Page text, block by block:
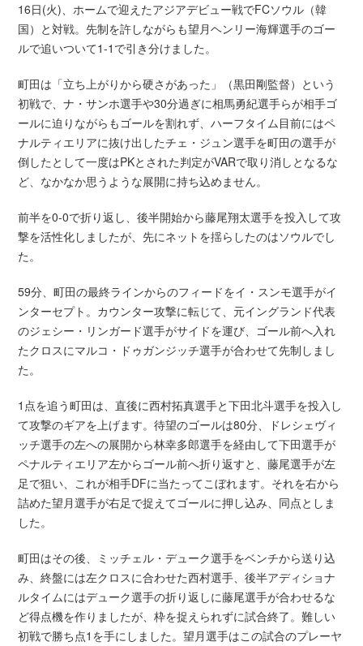
16日(火)、ホームで迎えたアジアデビュー戦でFCソウル（韓
国）と対戦。先制を許しながらも望月ヘンリー海輝選手のゴー
ルで追いついて1-1で引き分けました。
町田は「立ち上がりから硬さがあった」（黒田剛監督）という
初戦で、ナ・サンホ選手や30分過ぎに相馬勇紀選手らが相手ゴ
ールに迫りながらもゴールを割れず、ハーフタイム目前にはペ
ナルティエリアに抜け出したチェ・ジュン選手を町田の選手が
倒したとして一度はPKとされた判定がVARで取り消しとなるな
ど、なかなか思うような展開に持ち込めません。
前半を0-0で折り返し、後半開始から藤尾翔太選手を投入して攻
撃を活性化しましたが、先にネットを揺らしたのはソウルでし
た。
59分、町田の最終ラインからのフィードをイ・スンモ選手がイ
ンターセプト。カウンター攻撃に転じて、元イングランド代表
のジェシー・リンガード選手がサイドを運び、ゴール前へ入れ
たクロスにマルコ・ドゥガンジッチ選手が合わせて先制しまし
た。
1点を追う町田は、直後に西村拓真選手と下田北斗選手を投入し
て攻撃のギアを上げます。待望のゴールは80分、ドレシェヴィ
ッチ選手の左への展開から林幸多郎選手を経由して下田選手が
ペナルティエリア左からゴール前へ折り返すと、藤尾選手が左
足で狙い、これが相手DFに当たってこぼれます。それを右から
詰めた望月選手が右足で捉えてゴールに押し込み、同点としま
した。
町田はその後、ミッチェル・デューク選手をベンチから送り込
み、終盤には左クロスに合わせた西村選手、後半アディショナ
ルタイムにはデューク選手の折り返しに藤尾選手が合わせるな
ど得点機を作りましたが、枠を捉えられずに試合終了。難しい
初戦で勝ち点1を手にしました。望月選手はこの試合のプレーヤ